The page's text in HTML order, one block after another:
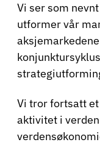
Vi ser som
utformer vår
Vi tror fortsatt
aktivitet i